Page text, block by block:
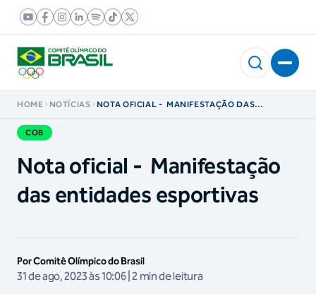
HOME NOTÍCIAS
NOTA OFICIAL - MANIFESTAÇÃO DAS
COB
Nota oficial - Manifestação
das entidades esportivas
Por Comitê Olímpico do Brasil
31 de ago, 2023 às 10:06 | 2 min de leitura